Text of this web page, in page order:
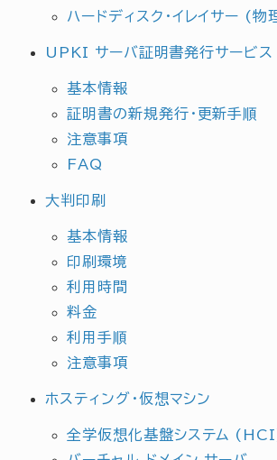
ハードディスク・イレイサー (
UPKI サーバ証明書発行サービス
基本情報
証明書の新規発行・更新手順
注意事項
FAQ
大判印刷
基本情報
印刷環境
利用時間
料金
利用手順
注意事項
ホスティング・仮想マシン
全学仮想化基盤システム